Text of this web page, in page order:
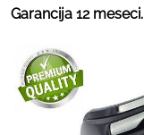
Garancija 12 meseci.